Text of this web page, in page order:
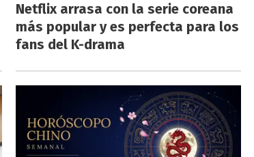
Netflix arrasa con la serie coreana
más popular y es perfecta para los
fans del K-drama